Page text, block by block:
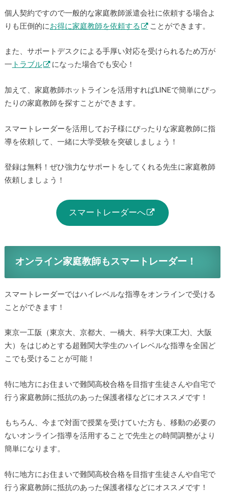
個人契約ですので一般的な家庭教師派遣会社に依頼する場合よ
りも圧倒的に お得に家庭教師を依頼する ことができます。
また、サポートデスクによる手厚い対応を受けられるため万が
一 トラブル になった場合でも安心！
加えて、家庭教師ホットラインを活用すればLINEで簡単にぴっ
たりの家庭教師を探すことができます。
スマートレーダーを活用してお子様にぴったりな家庭教師に指
導を依頼して、一緒に大学受験を突破しましょう！
登録は無料！ぜひ強力なサポートをしてくれる先生に家庭教師
依頼しましょう！
スマートレーダーへ
オンライン家庭教師もスマートレーダー！
スマートレーダーではハイレベルな指導をオンラインで受ける
ことができます！
東京一工阪（東京大、京都大、一橋大、科学大(東工大)、大阪
大）をはじめとする超難関大学生のハイレベルな指導を全国ど
こでも受けることが可能！
特に地方にお住まいで難関高校合格を目指す生徒さんや自宅で
行う家庭教師に抵抗のあった保護者様などにオススメです！
もちろん、今まで対面で授業を受けていた方も、移動の必要の
ないオンライン指導を活用することで先生との時間調整がより
簡単になります。
特に地方にお住まいで難関高校合格を目指す生徒さんや自宅で
行う家庭教師に抵抗のあった保護者様などにオススメです！